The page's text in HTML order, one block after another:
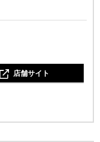
店舗サイト